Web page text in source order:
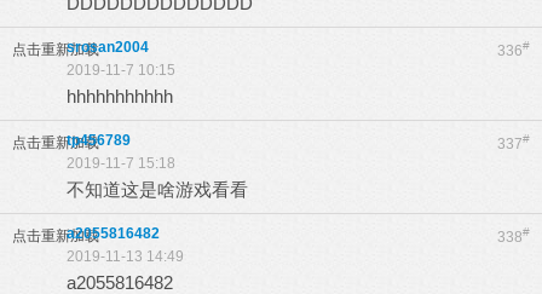
点击重新加载 336#
srosan2004
2019-11-7 10:15
hhhhhhhhhhh
点击重新加载 337#
tp456789
2019-11-7 15:18
不知道这是啥游戏看看
点击重新加载 338#
a2055816482
2019-11-13 14:49
a2055816482